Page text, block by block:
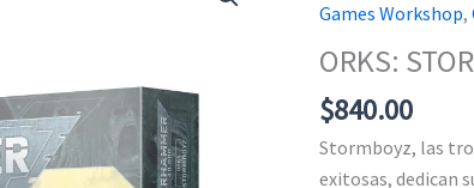
Games Workshop,
ORKS:
$840.00
Stormboyz, las
exitosas, dedican